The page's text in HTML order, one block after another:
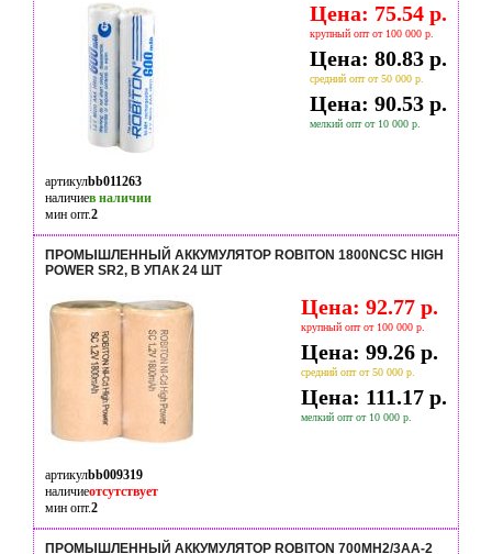
Цена: 75.54 р.
крупный опт от 100 000 р.
Цена: 80.83 р.
средний опт от 50 000 р.
Цена: 90.53 р.
мелкий опт от 10 000 р.
артикулbb011263
наличиев наличии
мин опт.2
ПРОМЫШЛЕННЫЙ АККУМУЛЯТОР ROBITON 1800NCSC HIGH
POWER SR2, В УПАК 24 ШТ
Цена: 92.77 р.
крупный опт от 100 000 р.
Цена: 99.26 р.
средний опт от 50 000 р.
Цена: 111.17 р.
мелкий опт от 10 000 р.
артикулbb009319
наличиеотсутствует
мин опт.2
ПРОМЫШЛЕННЫЙ АККУМУЛЯТОР ROBITON 700MH2/3AA-2